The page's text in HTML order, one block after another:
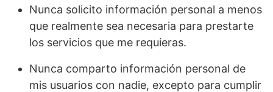
Nunca solicito información personal a menos
que realmente sea necesaria para prestarte
los servicios que me requieras.
Nunca comparto información personal de
mis usuarios con nadie, excepto para cumplir